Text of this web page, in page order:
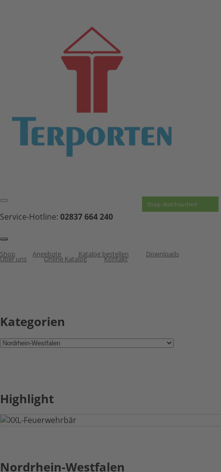
Service-Hotline: 02837 664 240
Shop Angebote Katalog bestellen Downloads
Über uns Online Katalog Kontakt
Kategorien
Highlight
Nordrhein-Westfalen